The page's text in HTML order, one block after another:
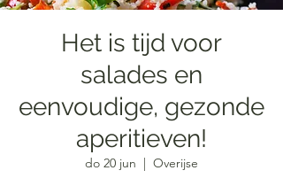
Het is tijd voor
salades en
eenvoudige, gezonde
aperitieven!
do 20 jun
  |
Overijse